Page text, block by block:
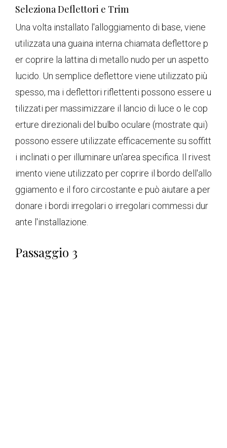
Seleziona Deflettori e Trim
Una volta installato l'alloggiamento di base, viene
utilizzata una guaina interna chiamata deflettore p
er coprire la lattina di metallo nudo per un aspetto
lucido. Un semplice deflettore viene utilizzato più
spesso, ma i deflettori riflettenti possono essere u
tilizzati per massimizzare il lancio di luce o le cop
erture direzionali del bulbo oculare (mostrate qui)
possono essere utilizzate efficacemente su soffitt
i inclinati o per illuminare un'area specifica. Il rivest
imento viene utilizzato per coprire il bordo dell'allo
ggiamento e il foro circostante e può aiutare a per
donare i bordi irregolari o irregolari commessi dur
ante l'installazione.
Passaggio 3